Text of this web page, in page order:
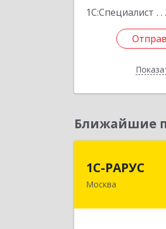
1С:Специалист
Ближайшие
1С-РАРУС
Москва127434,